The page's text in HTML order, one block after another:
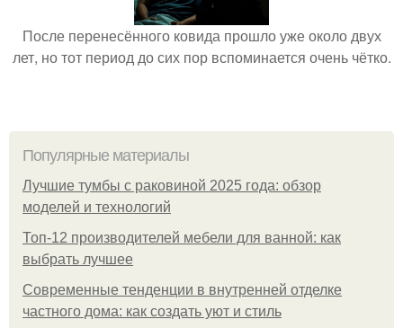
После перенесённого ковида прошло уже около двух
лет, но тот период до сих пор вспоминается очень чётко.
Популярные материалы
Лучшие тумбы с раковиной 2025 года: обзор
моделей и технологий
Топ-12 производителей мебели для ванной: как
выбрать лучшее
Современные тенденции в внутренней отделке
частного дома: как создать уют и стиль